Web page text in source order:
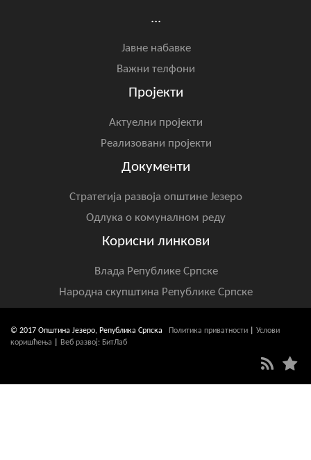
...
Јавне набавке
Важни телфони
Пројекти
Актуелни пројекти
Реализовани пројекти
Документи
Стратегија развоја општине Језеро
Одлука о комуналном реду
Корисни линкови
Влада Републике Српске
Народна скупштина Републике Српске
© 2017 Општина Језеро, Република Српска Политика приватности
Услови
коришћења
Веб развој: БитЛаб